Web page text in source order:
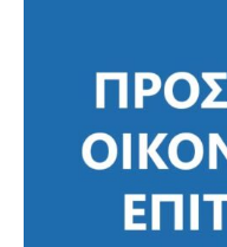
Προσκλήσεις